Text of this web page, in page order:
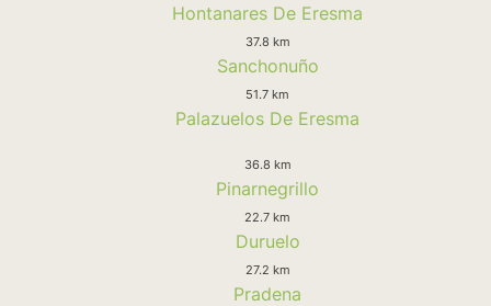
Hontanares De Eresma
37.8 km
Sanchonuño
51.7 km
Palazuelos De Eresma
36.8 km
Pinarnegrillo
22.7 km
Duruelo
27.2 km
Pradena